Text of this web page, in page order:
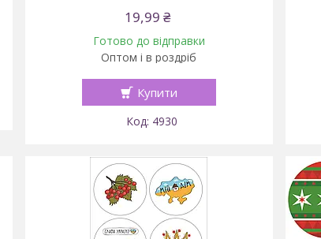
19,99 ₴
Готово до відправки
Оптом і в роздріб
Купити
4930